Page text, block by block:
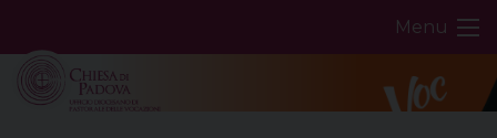
content
Menu